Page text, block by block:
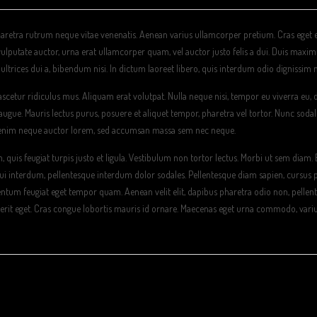
rutrum neque vitae venenatis. Aenean varius ullamcorper pretium. Cras eget
auctor, urna erat ullamcorper quam, vel auctor justo felis a dui. Duis
dui a, bibendum nisi. In dictum laoreet libero, quis interdum odio dignissim
ridiculus mus. Aliquam erat volutpat. Nulla neque nisi, tempor eu viverra eu,
Mauris lectus purus, posuere et aliquet tempor, pharetra vel tortor. Nunc
neque auctor lorem, sed accumsan massa sem nec neque.
quis feugiat turpis justo et ligula. Vestibulum non tortor lectus. Morbi ut sem diam.
pellentesque interdum dolor sodales. Pellentesque diam sapien, cursus
feugiat eget tempor quam. Aenean velit elit, dapibus pharetra odio non,
eget. Cras congue lobortis mauris id ornare. Maecenas eget urna commodo,